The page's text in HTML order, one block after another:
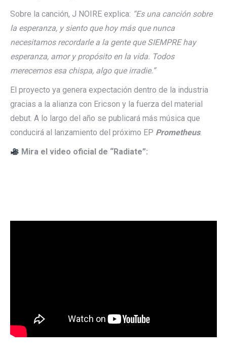
Sobre la canción, J NOIRE explica: “Es una canción sobre
la esperanza, y siento que hoy más que nunca
necesitamos recordarle a la gente que SIEMPRE hay
esperanza, amor y propósito en la vida. Todos
merecemos esa chispa, algo que irradie.”
El proyecto ya genera expectación dentro de la industria
gracias a la alianza con Ericson y la fuerza del material
debut. A lo largo del año se publicará más música que
conducirá al lanzamiento del próximo EP Prometheus.
Mira el video oficial de “Radiate”: